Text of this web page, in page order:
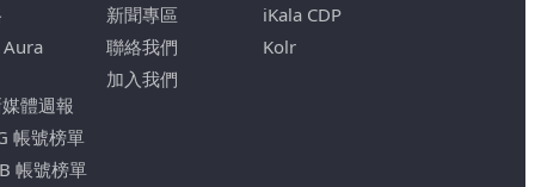
體週報
帳號榜單
帳號榜單
新聞專區
聯絡我們
加入我們
iKala CDP
Kolr